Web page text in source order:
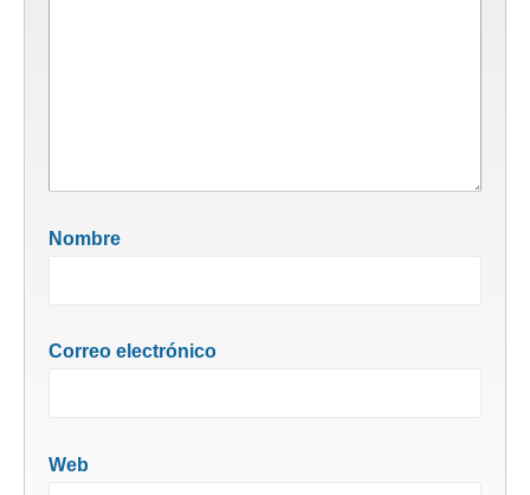
Nombre
Correo electrónico
Web